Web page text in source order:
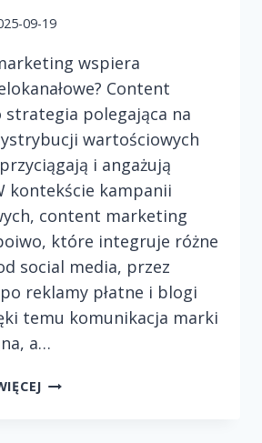
09-19
wspiera
Content
polegająca na
wartościowych
i angażują
kontekście kampanii
content marketing
które integruje różne
social media, przez
reklamy płatne i blogi
temu komunikacja marki
a…
JAK